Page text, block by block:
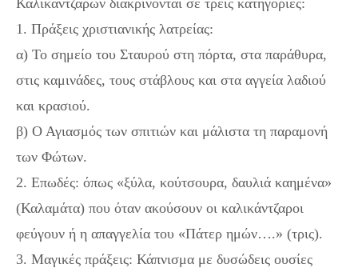
Καλικάντζαρων διακρίνονται σε τρεις κατηγορίες:
1. Πράξεις χριστιανικής λατρείας:
α) Το σημείο του Σταυρού στη πόρτα, στα παράθυρα,
στις καμινάδες, τους στάβλους και στα αγγεία λαδιού
και κρασιού.
β) Ο Αγιασμός των σπιτιών και μάλιστα τη παραμονή
των Φώτων.
2. Επωδές: όπως «ξύλα, κούτσουρα, δαυλιά καημένα»
(Καλαμάτα) που όταν ακούσουν οι καλικάντζαροι
φεύγουν ή η απαγγελία του «Πάτερ ημών….» (τρις).
3. Μαγικές πράξεις: Κάπνισμα με δυσώδεις ουσίες